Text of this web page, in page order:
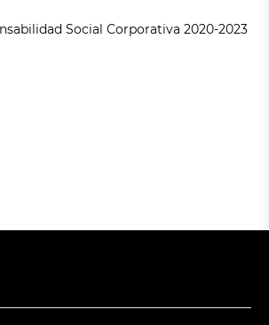
Social Corporativa 2020-2023